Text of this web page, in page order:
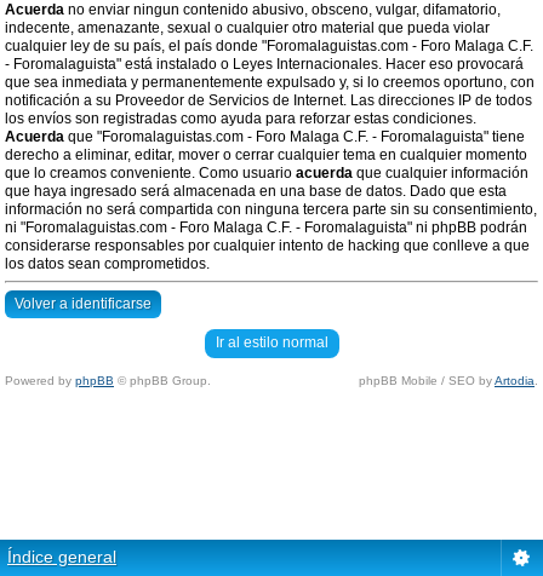
Acuerda no enviar ningun contenido abusivo, obsceno, vulgar, difamatorio,
indecente, amenazante, sexual o cualquier otro material que pueda violar
cualquier ley de su país, el país donde "Foromalaguistas.com - Foro Malaga C.F.
- Foromalaguista" está instalado o Leyes Internacionales. Hacer eso provocará
que sea inmediata y permanentemente expulsado y, si lo creemos oportuno, con
notificación a su Proveedor de Servicios de Internet. Las direcciones IP de todos
los envíos son registradas como ayuda para reforzar estas condiciones.
Acuerda que "Foromalaguistas.com - Foro Malaga C.F. - Foromalaguista" tiene
derecho a eliminar, editar, mover o cerrar cualquier tema en cualquier momento
que lo creamos conveniente. Como usuario acuerda que cualquier información
que haya ingresado será almacenada en una base de datos. Dado que esta
información no será compartida con ninguna tercera parte sin su consentimiento,
ni "Foromalaguistas.com - Foro Malaga C.F. - Foromalaguista" ni phpBB podrán
considerarse responsables por cualquier intento de hacking que conlleve a que
los datos sean comprometidos.
Volver a identificarse
Ir al estilo normal
Powered by phpBB © phpBB Group. phpBB Mobile / SEO byArtodia
Índice general